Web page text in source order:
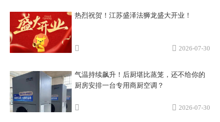
热烈祝贺！江苏盛泽法狮龙盛大开业！
2026-07-30
气温持续飙升！后厨堪比蒸笼，还不给你的
厨房安排一台专用商厨空调？
2026-07-30